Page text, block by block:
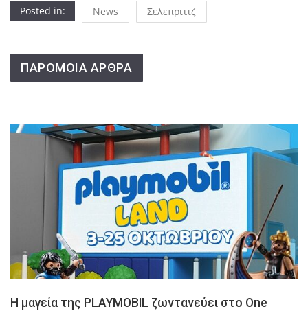
Posted in: News Σελεπριτιζ
ΠΑΡΟΜΟΙΑ ΑΡΘΡΑ
Η μαγεία της PLAYMOBIL ζωντανεύει στο One